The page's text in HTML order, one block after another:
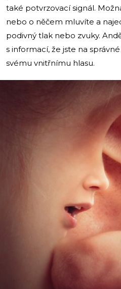
také potvrzovací signál.
nebo o něčem mluvíte a
podivný tlak nebo zvuky.
s informací, že jste na
svému vnitřnímu hlasu.